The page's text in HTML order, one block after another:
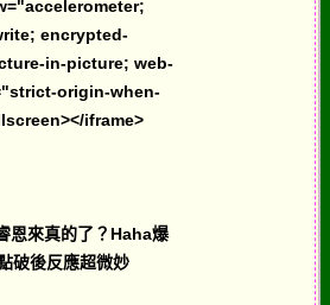
encrypted-
in-picture; web-
origin-when-
iframe>
恩來真的了？Haha爆
破後反應超微妙